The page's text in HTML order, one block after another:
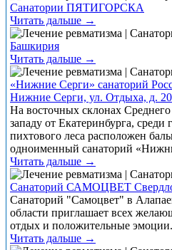
Санатории ПЯТИГОРСКА
Читать дальше →
Башкирия
Читать дальше →
«Нижние Серги» санаторий
Нижние Серги, ул. Отдыха, д. 20
На восточных склонах
западу от Екатеринбурга, среди
пихтового леса расположен
одноименный санаторий
Читать дальше →
Санаторий САМОЦВЕТ
Санаторий "Самоцвет" в
области приглашает всех
отдых и положительные эмоции.
Читать дальше →